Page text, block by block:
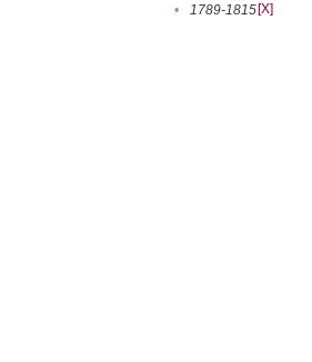
•
1789-1815[X]